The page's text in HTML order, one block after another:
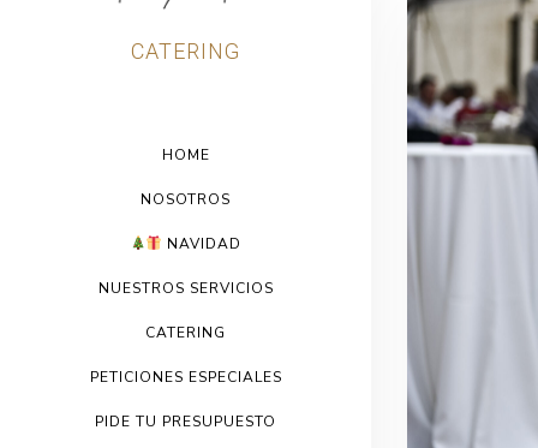
CATERING
HOME
NOSOTROS
NAVIDAD
NUESTROS SERVICIOS
CATERING
PETICIONES ESPECIALES
PIDE TU PRESUPUESTO